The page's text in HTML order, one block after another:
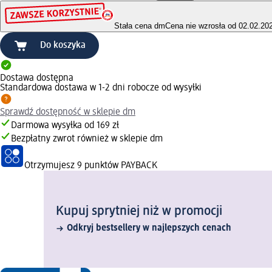
Stała cena dmCena nie wzrosła od
Do koszyka
Dostawa dostępna
Standardowa dostawa w 1-2 dni robocze od wysyłki
Sprawdź dostępność w sklepie dm
Darmowa wysyłka od 169 zł
Bezpłatny zwrot również w sklepie dm
Otrzymujesz 9 punktów PAYBACK
Kupuj sprytniej niż w promocji
Odkryj bestsellery w najlepszych cenach